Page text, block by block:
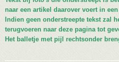
naar een artikel daarover voert in
Indien geen onderstreepte tekst zal
terugvoeren naar deze pagina tot
Het balletje met pijl rechtsonder